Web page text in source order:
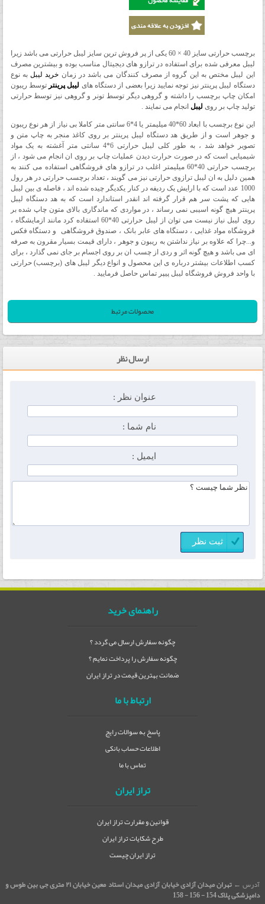
برچسب حرارتی سایز 40 × 60 یکی از پر فروش ترین سایز لیبل حرارتی می باشد زیرا
لیبل معرفی شده برای استفاده در ترازو های دیجیتال مناسب بوده و بیشترین مصرف
این لیبل مختص به این گروه از مصرف کنندگان می باشد در زمان خرید لیبل به نوع
دستگاه لیبل پرینتر نیز توجه نمایید زیرا بعضی از دستگاه های لیبل پرینتر توسط ریبون
امکان چاپ برچسب را داشته و گروهی دیگر توسط تونر و گروهی نیز توسط حرارتی
تولید چاپ بر روی لیبل انجام می نمایند .
این نوع برچسب با ابعاد 60*40 میلیمتر یا 4*6 سانتی متر کاملا بی نیاز از هر نوع ریبون
و جوهر است و از طریق هد دستگاه لیبل پرینتر بر روی کاغذ منجر به چاپ متن و
تصویر خواهد شد ، به طور کلی لیبل حرارتی 6*4 سانتی متر آغشته به یک مواد
شیمیایی است که در صورت حرارت دیدن عملیات چاپ بر روی ان انجام می شود ، از
برچسب حرارتی 40*60 میلیمتر اغلب در ترازو های فروشگاهی استفاده می کنند به
همین دلیل به ان لیبل ترازوی حرارتی نیز می گویند ، تعداد برچسب حرارتی در هر رول
1000 عدد است که با ارایش یک ردیفه در کنار یکدیگر چیده شده اند ، فاصله ی بین لیبل
هایی که پشت سر هم قرار گرفته اند انقدر استاندارد است که به هد دستگاه لیبل
پرینتر هیچ گونه اسیبی نمی رساند ، در مواردی که ماندگاری بالای متون چاپ شده بر
روی لیبل نیاز نیست می توان از لیبل حرارتی 40*60 استفاده کرد مانند ازمایشگاه ،
فروشگاه مواد غذایی ، دستگاه های عابر بانک ، صندوق فروشگاهی و دستگاه فکس
و...چرا که علاوه بر نیاز نداشتن به ریبون و جوهر ، دارای قیمت بسیار مقرون به صرفه
ای می باشد و هیچ گونه اثر و ردی از چسب ان بر روی اجسام بر جای نمی گذارد ، برای
کسب اطلاعات بیشتر درباره ی این محصول و انواع دیگر لیبل های (برچسب) حرارتی
با واحد فروش فروشگاه لیبل پیپر تماس حاصل فرمایید .
محصولات مرتبط
ارسال نظر
عنوان نظر :
نام شما :
ایمیل :
راهنمای خرید
چگونه سفارش ارسال می گردد ؟
چگونه سفارش را پرداخت نمایم ؟
ضمانت بهترین قیمت در تراز ایران
ارتباط با ما
پاسخ به سوالات رایج
اطلاعات حساب بانکی
تماس با ما
تراز ایران
قوانین و مقرارت تراز ایران
طرح شکایات تراز ایران
تراز ایران چیست
آدرس ← تهران میدان آزادی خیابان آزادی میدان استاد معین خیابان ۲۱ متری جی بین طوس و
دامپزشکی پلاک 154 - 156 - 158